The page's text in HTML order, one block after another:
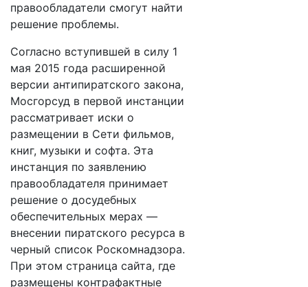
правообладатели смогут найти
решение проблемы.
Согласно вступившей в силу 1
мая 2015 года расширенной
версии антипиратского закона,
Мосгорсуд в первой инстанции
рассматривает иски о
размещении в Сети фильмов,
книг, музыки и софта. Эта
инстанция по заявлению
правообладателя принимает
решение о досудебных
обеспечительных мерах —
внесении пиратского ресурса в
черный список Роскомнадзора.
При этом страница сайта, где
размещены контрафактные